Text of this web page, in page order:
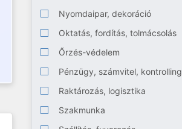
Nyomdaipar, dekoráció
Oktatás, fordítás, tolmácsolás
Őrzés-védelem
Pénzügy, számvitel, kontrolling
Raktározás, logisztika
Szakmunka